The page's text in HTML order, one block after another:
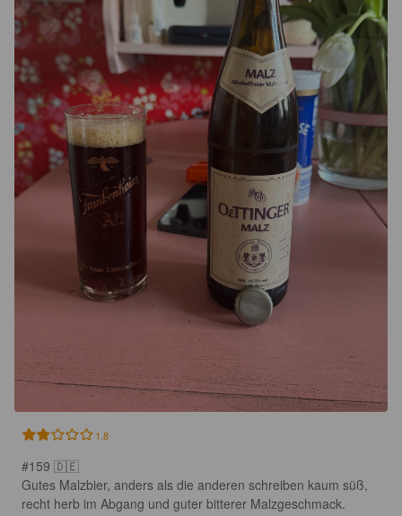
1.8
#159 🇩🇪
Gutes Malzbier, anders als die anderen schreiben kaum süß,
recht herb im Abgang und guter bitterer Malzgeschmack.